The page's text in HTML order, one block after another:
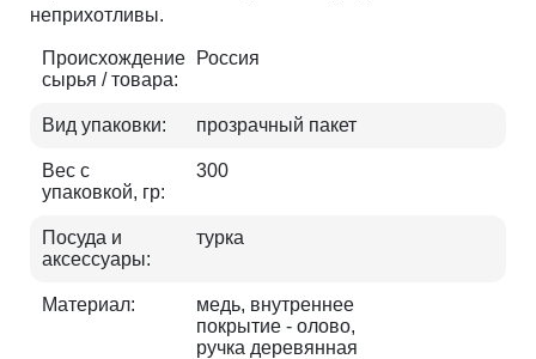
неприхотливы.
Происхождение
сырья / товара:
Россия
Вид упаковки: прозрачный пакет
Вес с
упаковкой, гр:
300
Посуда и
аксессуары:
турка
Материал:
медь, внутреннее
покрытие - олово,
ручка деревянная